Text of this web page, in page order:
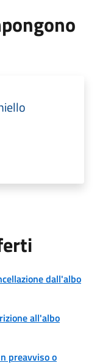
dall'albo
all'albo
preavviso o